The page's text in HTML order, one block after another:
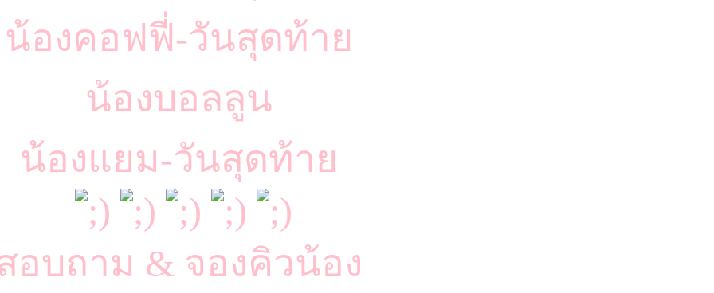
น้องคอฟฟี่-วันสุดท้าย
น้องบอลลูน
น้องแยม-วันสุดท้าย
อบถาม & จองคิวน้อง